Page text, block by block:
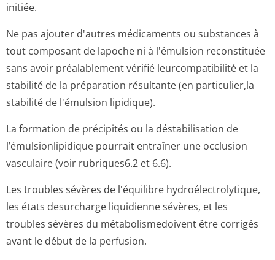
initiée.
Ne pas ajouter d'autres médicaments ou substances à
tout composant de lapoche ni à l'émulsion reconstituée
sans avoir préalablement vérifié leurcompatibilité et la
stabilité de la préparation résultante (en particulier,la
stabilité de l'émulsion lipidique).
La formation de précipités ou la déstabilisation de
l’émulsionlipidique pourrait entraîner une occlusion
vasculaire (voir rubriques6.2 et 6­.6).
Les troubles sévères de l'équilibre hydroélectroly­tique,
les états desurcharge liquidienne sévères, et les
troubles sévères du métabolismedoivent être corrigés
avant le début de la perfusion.